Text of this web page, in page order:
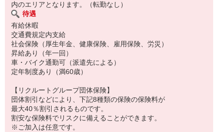
内のエリアとなります。（転勤なし）
待遇
有給休暇
交通費規定内支給
社会保険（厚生年金、健康保険、雇用保険、労災）
昇給あり（年一回）
車・バイク通勤可（派遣先による）
定年制度あり（満60歳）
【リクルートグループ団体保険】
団体割引などにより、下記8種類の保険の保険料が
最大40％割引されるものです。
割安な保険料でリスクに備えることができます。
※ご加入は任意です。